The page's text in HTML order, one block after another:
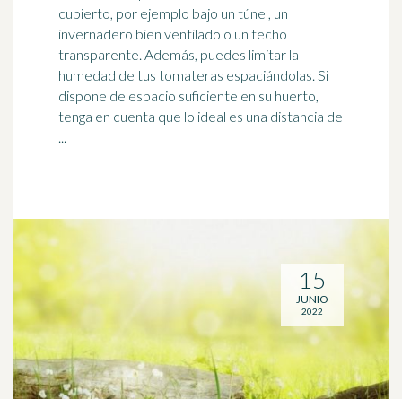
cubierto, por ejemplo bajo un túnel, un
invernadero bien ventilado o un techo
transparente. Además, puedes limitar la
humedad de tus tomateras espaciándolas. Si
dispone de espacio suficiente en su huerto,
tenga en cuenta que lo ideal es una distancia de
...
15
JUNIO
2022